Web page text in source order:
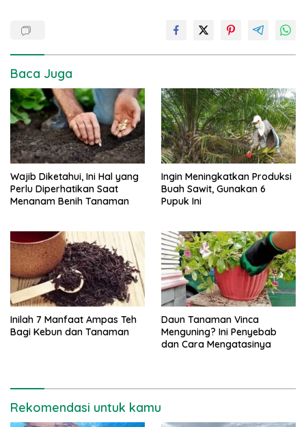
Baca Juga
Wajib Diketahui, Ini Hal yang
Perlu Diperhatikan Saat
Menanam Benih Tanaman
Ingin Meningkatkan Produksi
Buah Sawit, Gunakan 6
Pupuk Ini
Inilah 7 Manfaat Ampas Teh
Bagi Kebun dan Tanaman
Daun Tanaman Vinca
Menguning? Ini Penyebab
dan Cara Mengatasinya
Rekomendasi untuk kamu